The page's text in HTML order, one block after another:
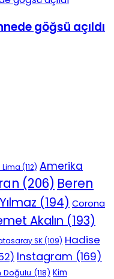
göğsü açıldı
(112) Amerika
(206) Beren
(194) Corona
Akalın (193)
SK(109) Hadise
Instagram (169)
Doğulu (118) Kim